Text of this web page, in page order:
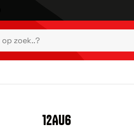
12AU6